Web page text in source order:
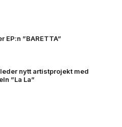
EP:n ”BARETTA”
nytt artistprojekt med
”La La”